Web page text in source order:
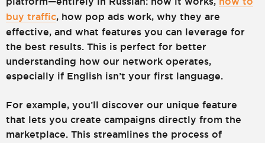
buy traffic, how pop ads work, why they are
effective, and what features you can leverage for
the best results. This is perfect for better
understanding how our network operates,
especially if English isn’t your first language.
For example, you’ll discover our unique feature
that lets you create campaigns directly from the
marketplace. This streamlines the process of